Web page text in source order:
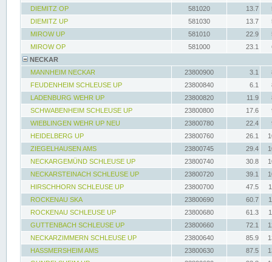
DIEMITZ OP
581020 13.7
DIEMITZ UP
581030 13.7
MIROW UP
581010 22.9
MIROW OP
581000 23.1
NECKAR
MANNHEIM NECKAR
23800900 3.1
FEUDENHEIM SCHLEUSE UP
23800840 6.1
LADENBURG WEHR UP
23800820 11.9
SCHWABENHEIM SCHLEUSE UP
23800800 17.6
WIEBLINGEN WEHR UP NEU
23800780 22.4
HEIDELBERG UP
23800760 26.1
ZIEGELHAUSEN AMS
23800745 29.4
NECKARGEMÜND SCHLEUSE UP
23800740 30.8
NECKARSTEINACH SCHLEUSE UP
23800720 39.1
HIRSCHHORN SCHLEUSE UP
23800700 47.5
ROCKENAU SKA
23800690 60.7
ROCKENAU SCHLEUSE UP
23800680 61.3
GUTTENBACH SCHLEUSE UP
23800660 72.1
NECKARZIMMERN SCHLEUSE UP
23800640 85.9
HASSMERSHEIM AMS
23800630 87.5